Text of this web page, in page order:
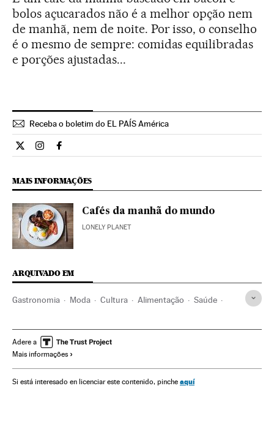
bolos açucarados não é a melhor opção nem
de manhã, nem de noite. Por isso, o conselho
é o mesmo de sempre: comidas equilibradas
e porções ajustadas...
Receba o boletim do EL PAÍS América
Estilo El País Brasil en Twitter
Estilo El País Brasil en Instagram
Estilo El País Brasil en Facebook
MAIS INFORMAÇÕES
Cafés da manhã do mundo
LONELY PLANET
ARQUIVADO EM
Gastronomia Moda Cultura Alimentação Saúde
Adere a
Mais informações
Si está interesado en licenciar este contenido, pinche aquí